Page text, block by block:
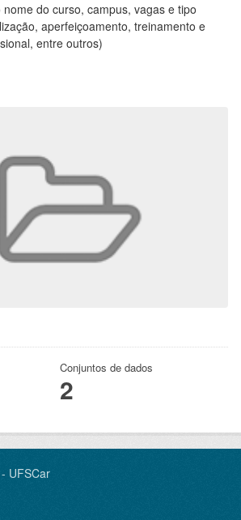
Conjuntos de dados
2
do curso, campus, vagas e tipo
aperfeiçoamento, treinamento e
entre outros)
UFSCar